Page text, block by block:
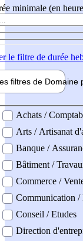
minimale (en
le filtre de durée
filtres de Domaine
professionel
Achats /
Arts / Artisanat
Banque /
Bâtiment /
Commerce /
Communication /
Conseil / Etudes
Direction